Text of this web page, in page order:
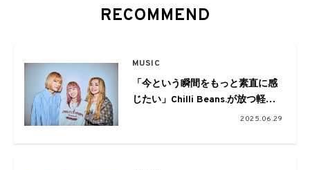
RECOMMEND
MUSIC
「今という瞬間をもっと素直に感
じたい」Chilli Beans.が放つ軽や
かな新作EP『the outside wind』
2025.06.29